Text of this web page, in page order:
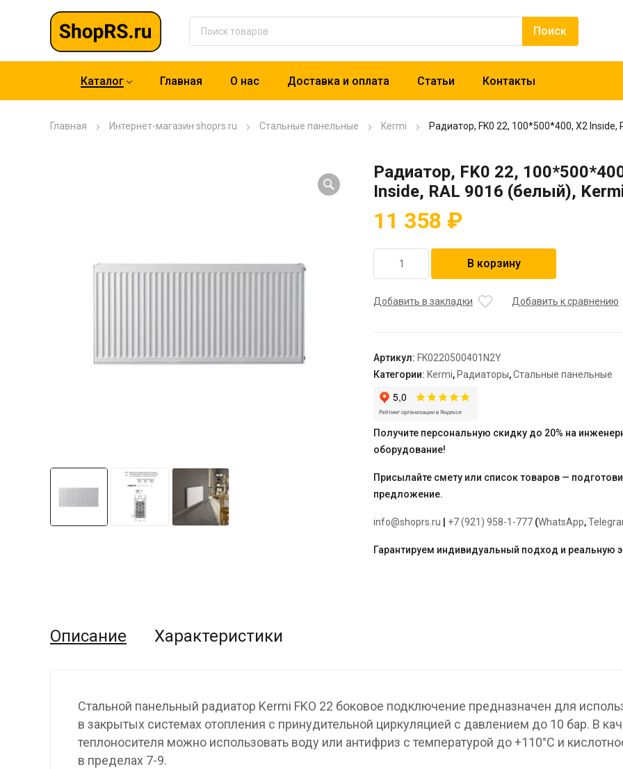
Каталог Главная О нас Доставка и оплата Статьи Контакты
Главная Интернет-магазин shoprs.ru Стальные панельные Kermi Радиатор, FK0 22, 100*500*400, X2 Inside,
Радиатор, FK0 22,
Inside, RAL 9016 (белый),
11 358 ₽
товара
FK0
Inside,
RAL
9016
(белый),
В корзину
Добавить в закладки Добавить к сравнению
Артикул: FK0220500401N2Y
Категории: Kermi, Радиаторы,Стальные панельные
Получите персональную скидку до 20% на
оборудование!
Присылайте смету или список товаров —
предложение.
info@shoprs.ru +7 (921) 958-1-777 (WhatsApp,
Гарантируем индивидуальный подход и реальную
Описание Характеристики
Стальной панельный радиатор Kermi FKO 22 боковое подключение предназначен для
в закрытых системах отопления с принудительной циркуляцией с давлением до 10 бар. В
теплоносителя можно использовать воду или антифриз с температурой до +110°C и
в пределах 7-9.